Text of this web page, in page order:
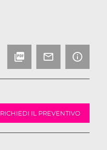
picture_as_pdf mail_outline info_outline
RICHIEDI IL PREVENTIVO